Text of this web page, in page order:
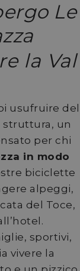
Le
la Val
usufruire del
un
per chi
in modo
biciclette
alpeggi,
del Toce,
sportivi,
vivere la